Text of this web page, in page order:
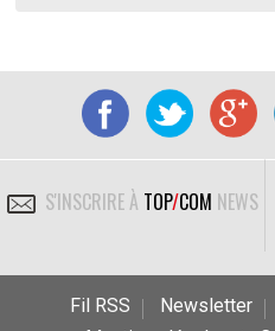
S'INSCRIRE À TOP/COM NEWS
Fil RSS Newsletter